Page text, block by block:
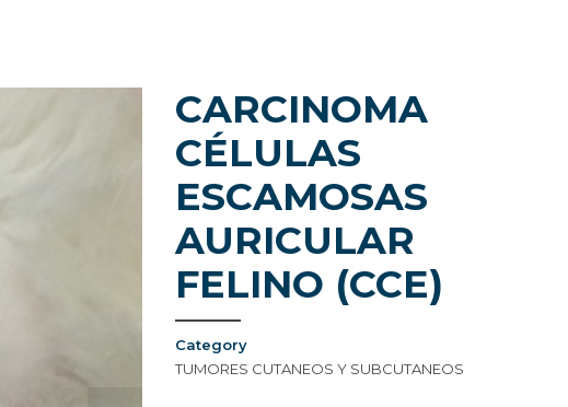
DONDE ESTAMOS
CARCINOMA
CÉLULAS
ESCAMOSAS
AURICULAR
FELINO (CCE)
Category
TUMORES CUTANEOS Y SUBCUTANEOS